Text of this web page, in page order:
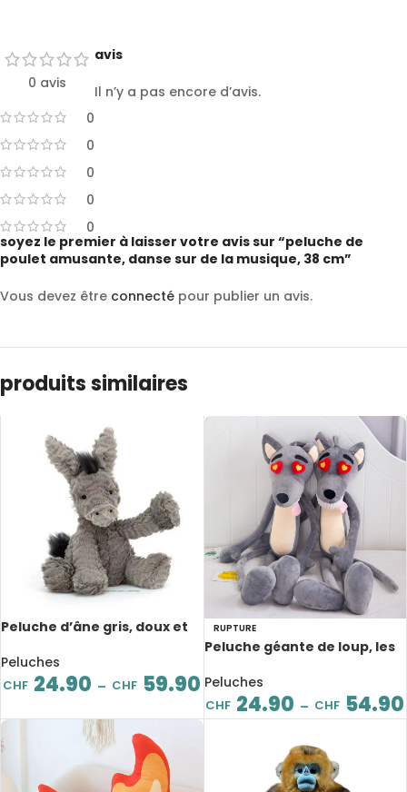
0 avis
0
0
0
0
0
avis
Il n’y a pas encore d’avis.
soyez le premier à laisser votre avis sur “peluche de
poulet amusante, danse sur de la musique, 38 cm”
Vous devez être connecté pour publier un avis.
produits similaires
Peluche d’âne gris, doux et
Peluches
CHF 24.90 – CHF 59.90
RUPTURE
Peluche géante de loup, les
Peluches
CHF 24.90 – CHF 54.90